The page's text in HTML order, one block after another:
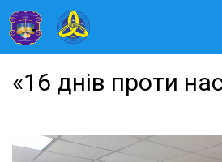
«16 днів проти